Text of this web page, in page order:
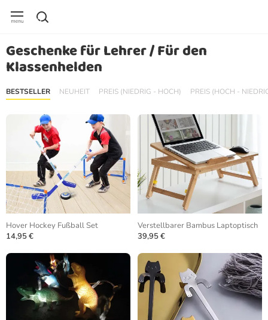
Geschenke für Lehrer / Für den
Klassenhelden
BESTSELLER NEUHEIT PREIS (NIEDRIG - HOCH) PREIS (HOCH -
Hover Hockey Fußball Set
14,95 €
Verstellbarer Bambus Laptoptisch
39,95 €